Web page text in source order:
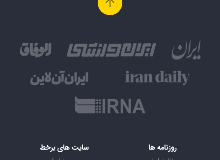
روزنامه ها سایت های برخط